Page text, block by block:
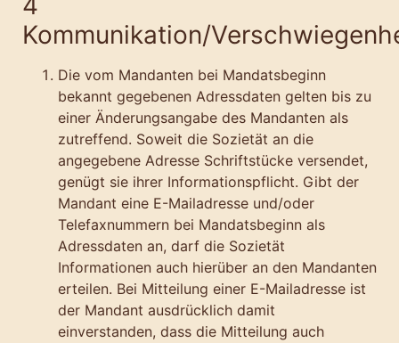
Kommunikation/
Die vom Mandanten bei Mandatsbeginn
bekannt gegebenen Adressdaten gelten bis zu
einer Änderungsangabe des Mandanten als
zutreffend. Soweit die Sozietät an die
angegebene Adresse Schriftstücke versendet,
genügt sie ihrer Informationspflicht. Gibt der
Mandant eine E-Mailadresse und/oder
Telefaxnummern bei Mandatsbeginn als
Adressdaten an, darf die Sozietät
Informationen auch hierüber an den Mandanten
erteilen. Bei Mitteilung einer E-Mailadresse ist
der Mandant ausdrücklich damit
einverstanden, dass die Mitteilung auch